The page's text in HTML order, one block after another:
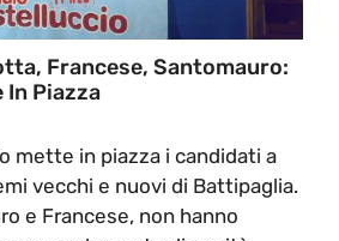
Francese, Santomauro:
In Piazza
mette in piazza i candidati a
vecchi e nuovi di Battipaglia.
e Francese, non hanno